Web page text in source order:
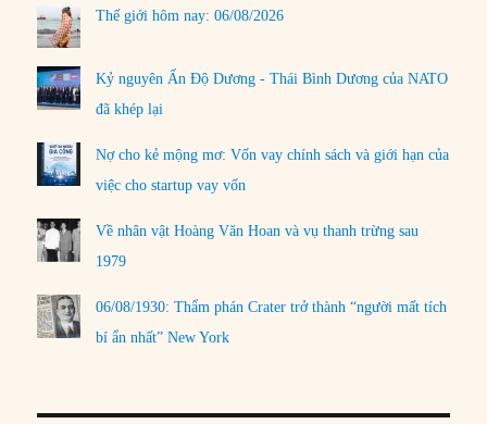
Thế giới hôm nay: 06/08/2026
Kỷ nguyên Ấn Độ Dương - Thái Bình Dương của NATO
đã khép lại
Nợ cho kẻ mộng mơ: Vốn vay chính sách và giới hạn của
việc cho startup vay vốn
Về nhân vật Hoàng Văn Hoan và vụ thanh trừng sau
1979
06/08/1930: Thẩm phán Crater trở thành “người mất tích
bí ẩn nhất” New York